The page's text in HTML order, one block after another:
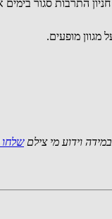
מופעים.
שלחו